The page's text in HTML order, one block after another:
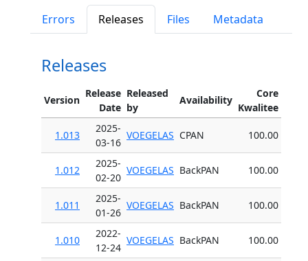
Errors
Releases Files Metadata
Releases
Version
Release
Date
Released
by
Availability
Core
Kwalitee
1.013
2025-
03-16
VOEGELAS CPAN 100.00
1.012
2025-
02-20
VOEGELAS BackPAN 100.00
1.011
2025-
01-26
VOEGELAS BackPAN 100.00
1.010
2022-
12-24
VOEGELAS BackPAN 100.00